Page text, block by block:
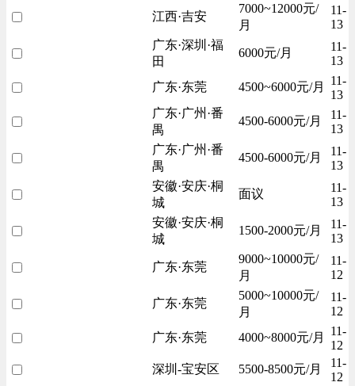
江西·吉安
7000~12000元/
月
11-
13
广东·深圳·福
田
6000元/月
11-
13
广东·东莞
4500~6000元/月
11-
13
广东·广州·番
禺
4500-6000元/月
11-
13
广东·广州·番
禺
4500-6000元/月
11-
13
安徽·安庆·桐
城
面议
11-
13
安徽·安庆·桐
城
1500-2000元/月
11-
13
广东·东莞
9000~10000元/
月
11-
12
广东·东莞
5000~10000元/
月
11-
12
广东·东莞
4000~8000元/月
11-
12
深圳-宝安区
5500-8500元/月
11-
12